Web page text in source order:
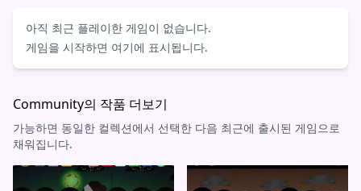
아직 최근 플레이한 게임이 없습니다.
게임을 시작하면 여기에 표시됩니다.
Community의 작품 더보기
가능하면 동일한 컬렉션에서 선택한 다음 최근에 출시된 게임으로
채워집니다.